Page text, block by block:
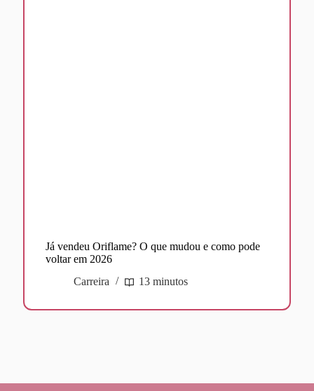
Já vendeu Oriflame? O que mudou e como pode
voltar em 2026
Carreira
13 minutos